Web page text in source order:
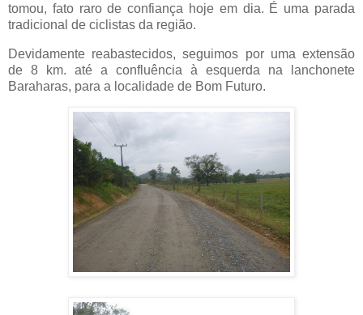
tomou, fato raro de confiança hoje em dia. É uma parada
tradicional de ciclistas da região.
Devidamente reabastecidos, seguimos por uma extensão
de 8 km. até a confluência à esquerda na lanchonete
Baraharas, para a localidade de Bom Futuro.